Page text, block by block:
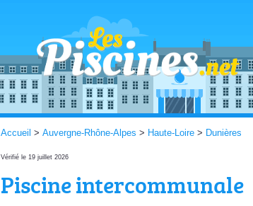
Accueil > Auvergne-Rhône-Alpes > Haute-Loire > Dunières
Vérifié le 19 juillet 2026
Piscine intercommunale